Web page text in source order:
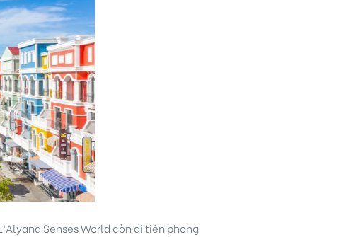
Senses World còn đi tiên phong